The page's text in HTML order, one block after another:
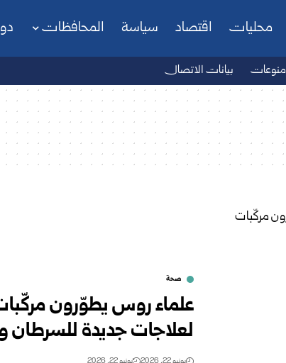
محليات اقتصاد سياسة المحافظات
منوعات بيانات الاتصال
صحة
علماء روس يطوّرون مركّبات
لعلاجات جديدة للسرطان